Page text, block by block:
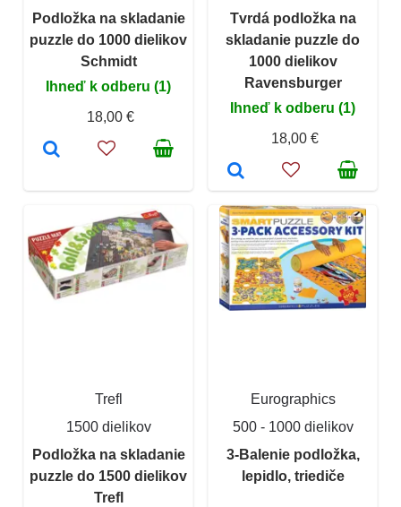
Podložka na skladanie
puzzle do 1000 dielikov
Schmidt
Ihneď k odberu (1)
18,00 €
Tvrdá podložka na
skladanie puzzle do
1000 dielikov
Ravensburger
Ihneď k odberu (1)
18,00 €
Trefl
1500 dielikov
Podložka na skladanie
puzzle do 1500 dielikov
Trefl
Eurographics
500 - 1000 dielikov
3-Balenie podložka,
lepidlo, triediče